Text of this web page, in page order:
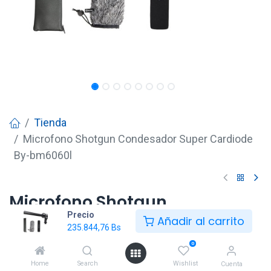
Precio
235.844,76 Bs Añadir al carrito
Home Search
0
Wishlist Cuenta
Tienda
Microfono Shotgun Condesador Super Cardiode
By-bm6060l
Microfono Shotgun
Condesador Super Cardiode
By-bm6060l